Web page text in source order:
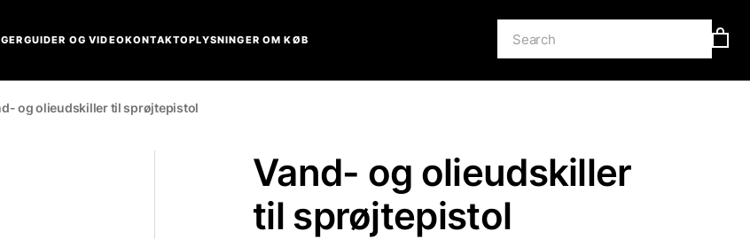
GUIDER OG VIDEOKONTAKTOPLYSNINGER OM KØB
og olieudskiller til sprøjtepistol
Vand- og olieudskiller
til sprøjtepistol